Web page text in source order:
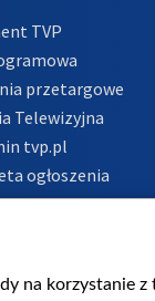
TVP
przetargowe
Telewizyjna
tvp.pl
ogłoszenia
o nadawcy
na korzystanie